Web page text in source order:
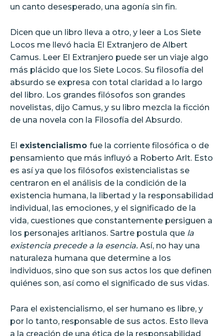
un canto desesperado, una agonía sin fin.
Dicen que un libro lleva a otro, y leer a Los Siete
Locos me llevó hacia El Extranjero de Albert
Camus. Leer El Extranjero puede ser un viaje algo
más plácido que los Siete Locos. Su filosofía del
absurdo se expresa con total claridad a lo largo
del libro. Los grandes filósofos son grandes
novelistas, dijo Camus, y su libro mezcla la ficción
de una novela con la Filosofía del Absurdo.
El existencialismo fue la corriente filosófica o de
pensamiento que más influyó a Roberto Arlt. Esto
es así ya que los filósofos existencialistas se
centraron en el análisis de la condición de la
existencia humana, la libertad y la responsabilidad
individual, las emociones, y el significado de la
vida, cuestiones que constantemente persiguen a
los personajes arltianos. Sartre postula que la
existencia precede a la esencia. Así, no hay una
naturaleza humana que determine a los
individuos, sino que son sus actos los que definen
quiénes son, así como el significado de sus vidas.
Para el existencialismo, el ser humano es libre, y
por lo tanto, responsable de sus actos. Esto lleva
a la creación de una ética de la responsabilidad